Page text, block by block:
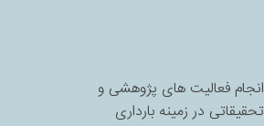
انجام فعالیت های پژوهشی و
تحقیقاتی در زمینه بارداری